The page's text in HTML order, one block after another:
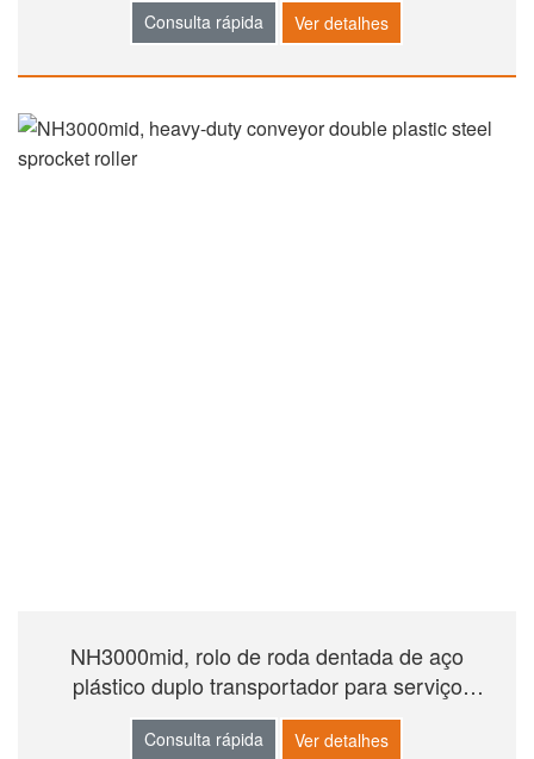
Consulta rápida Ver detalhes
NH3000mid, rolo de roda dentada de aço
plástico duplo transportador para serviço
pesado
Consulta rápida Ver detalhes